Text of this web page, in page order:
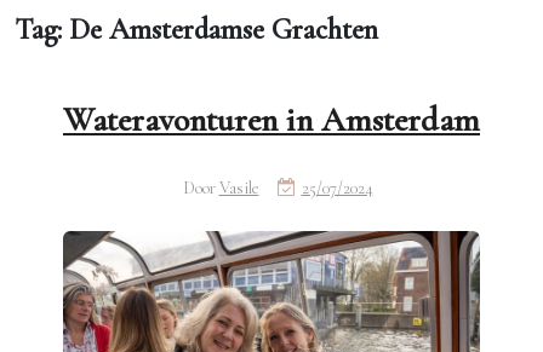
Tag: De Amsterdamse Grachten
Wateravonturen in Amsterdam
DoorVasile 25/07/2024